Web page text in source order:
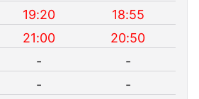
19:20
18:55
21:00
20:50
-
-
-
-